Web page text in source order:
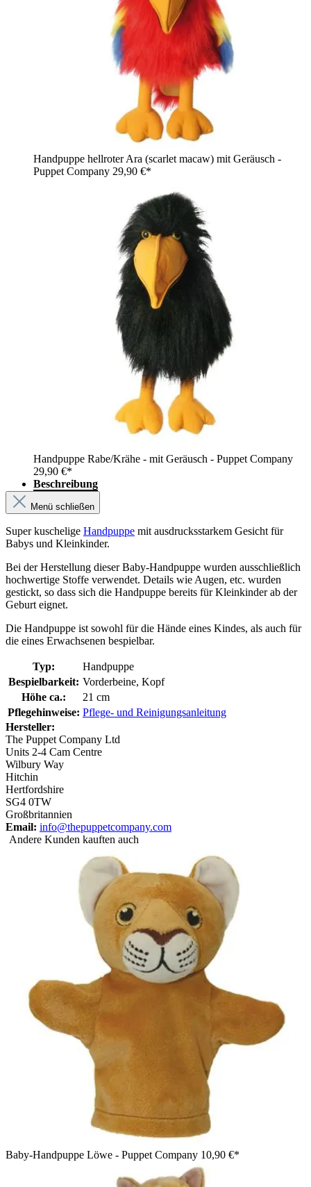
Handpuppe hellroter Ara (scarlet macaw) mit Geräusch -
Puppet Company 29,90 €*
Handpuppe Rabe/Krähe - mit Geräusch - Puppet Company
29,90 €*
Beschreibung
Menü schließen
Super kuschelige Handpuppe mit ausdrucksstarkem Gesicht für
Babys und Kleinkinder.
Bei der Herstellung dieser Baby-Handpuppe wurden ausschließlich
hochwertige Stoffe verwendet. Details wie Augen, etc. wurden
gestickt, so dass sich die Handpuppe bereits für Kleinkinder ab der
Geburt eignet.
Die Handpuppe ist sowohl für die Hände eines Kindes, als auch für
die eines Erwachsenen bespielbar.
Typ:
Handpuppe
Bespielbarkeit: Vorderbeine, Kopf
Höhe ca.:
21 cm
Pflegehinweise: Pflege- und Reinigungsanleitung
Hersteller:
The Puppet Company Ltd
Units 2-4 Cam Centre
Wilbury Way
Hitchin
Hertfordshire
SG4 0TW
Großbritannien
Email: info@thepuppetcompany.com
Andere Kunden kauften auch
Baby-Handpuppe Löwe - Puppet Company 10,90 €*